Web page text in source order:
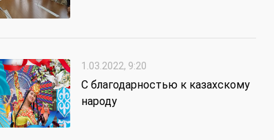
1.03.2022, 9:20
С благодарностью к казахскому
народу